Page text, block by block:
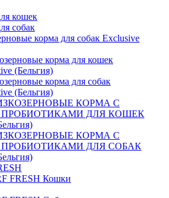
кошек
собак
корма для собак Exclusive
корма для кошек
(Бельгия)
корма для собак
(Бельгия)
КОРМА С
ДЛЯ КОШЕК
КОРМА С
ДЛЯ СОБАК
FRESH Кошки